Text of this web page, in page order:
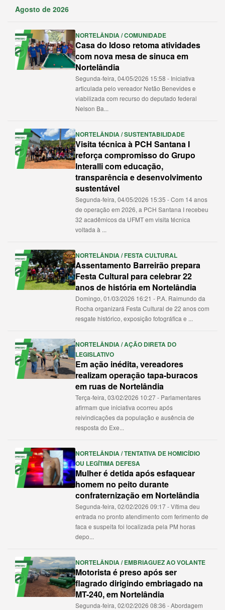
Agosto de 2026
NORTELÂNDIA / COMUNIDADE
Casa do Idoso retoma atividades
com nova mesa de sinuca em
Nortelândia
Segunda-feira, 04/05/2026 15:58 - Iniciativa
articulada pelo vereador Netão Benevides e
viabilizada com recurso do deputado federal
Nelson Ba...
NORTELÂNDIA / SUSTENTABILIDADE
Visita técnica à PCH Santana I
reforça compromisso do Grupo
Interalli com educação,
transparência e desenvolvimento
sustentável
Segunda-feira, 04/05/2026 15:35 - Com 14 anos
de operação em 2026, a PCH Santana I recebeu
32 acadêmicos da UFMT em visita técnica
voltada à ...
NORTELÂNDIA / FESTA CULTURAL
Assentamento Barreirão prepara
Festa Cultural para celebrar 22
anos de história em Nortelândia
Domingo, 01/03/2026 16:21 - P.A. Raimundo da
Rocha organizará Festa Cultural de 22 anos com
resgate histórico, exposição fotográfica e ...
NORTELÂNDIA / AÇÃO DIRETA DO
LEGISLATIVO
Em ação inédita, vereadores
realizam operação tapa-buracos
em ruas de Nortelândia
Terça-feira, 03/02/2026 10:27 - Parlamentares
afirmam que iniciativa ocorreu após
reivindicações da população e ausência de
resposta do Exe...
NORTELÂNDIA / TENTATIVA DE HOMICÍDIO
OU LEGÍTIMA DEFESA
Mulher é detida após esfaquear
homem no peito durante
confraternização em Nortelândia
Segunda-feira, 02/02/2026 09:17 - Vítima deu
entrada no pronto atendimento com ferimento de
faca e suspeita foi localizada pela PM horas
depo...
NORTELÂNDIA / EMBRIAGUEZ AO VOLANTE
Motorista é preso após ser
flagrado dirigindo embriagado na
MT-240, em Nortelândia
Segunda-feira, 02/02/2026 08:36 - Abordagem